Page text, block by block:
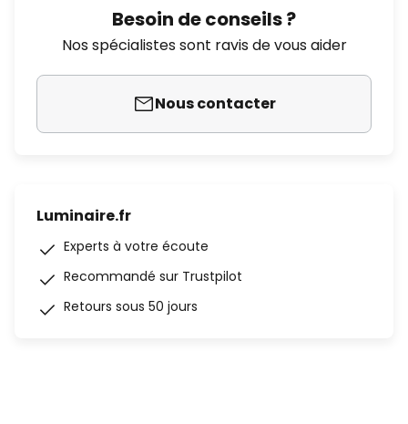
Besoin de conseils ?
Nos spécialistes sont ravis de vous aider
Nous contacter
Luminaire.fr
Experts à votre écoute
Recommandé sur Trustpilot
Retours sous 50 jours